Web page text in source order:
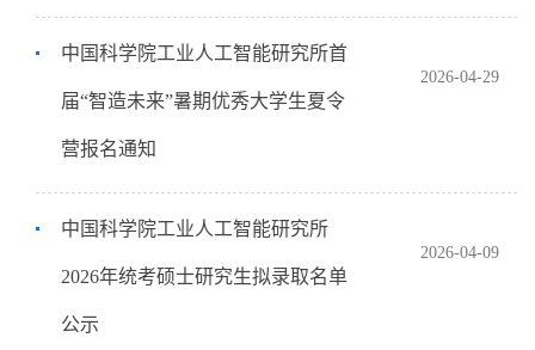
中国科学院工业人工智能研究所首
届“智造未来”暑期优秀大学生夏令
营报名通知
2026-04-29
中国科学院工业人工智能研究所
2026年统考硕士研究生拟录取名单
公示
2026-04-09